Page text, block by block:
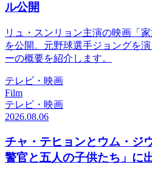
ル公開
リュ・スンリョン主演の映画「
を公開。元野球選手ジョングを
ーの概要を紹介します。
テレビ・映画
Film
テレビ・映画
2026.08.06
チャ・テヒョンとウム・ジ
警官と五人の子供たち」に